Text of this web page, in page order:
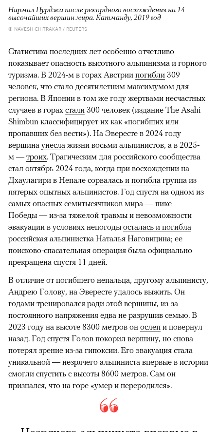
Нирмал Пурджа после рекордного восхождения на 14
высочайших вершин мира. Катманду, 2019 год
© NAVESH CHITRAKAR / REUTERS
Статистика последних лет особенно отчетливо
показывает опасность высотного альпинизма и горного
туризма. В 2024-м в горах Австрии погибли 309
человек, что стало десятилетним максимумом для
региона. В Японии в том же году жертвами несчастных
случаев в горах стали 300 человек (издание The Asahi
Shimbun классифицирует их как «погибших или
пропавших без вести»). На Эвересте в 2024 году
вершина унесла жизни восьми альпинистов, а в 2025-
м — троих. Трагическим для российского сообщества
стал октябрь 2024 года, когда при восхождении на
Дхаулагири в Непале сорвалась и погибла группа из
пятерых опытных альпинистов. Год спустя на одном из
самых опасных семитысячников мира — пике
Победы — из-за тяжелой травмы и невозможности
эвакуации в условиях непогоды осталась и погибла
российская альпинистка Наталья Наговицина; ее
поисково-спасательная операция была официально
прекращена спустя 11 дней.
В отличие от погибшего непальца, другому альпинисту,
Андрею Голову, на Эвересте удалось выжить. Он
годами тренировался ради этой вершины, из-за
постоянного напряжения едва не разрушив семью. В
2023 году на высоте 8300 метров он ослеп и повернул
назад. Год спустя Голов покорил вершину, но снова
потерял зрение из-за гипоксии. Его эвакуация стала
уникальной — незрячего альпиниста впервые в истории
смогли спустить с высоты 8600 метров. Сам он
признался, что на горе «умер и переродился».